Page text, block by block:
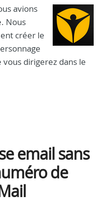
avions
Nous
créer le
dirigerez dans le
email sans
de